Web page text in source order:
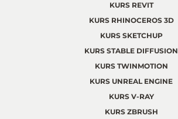
KURS REVIT
KURS RHINOCEROS 3D
KURS SKETCHUP
KURS STABLE DIFFUSION
KURS TWINMOTION
KURS UNREAL ENGINE
KURS V-RAY
KURS ZBRUSH